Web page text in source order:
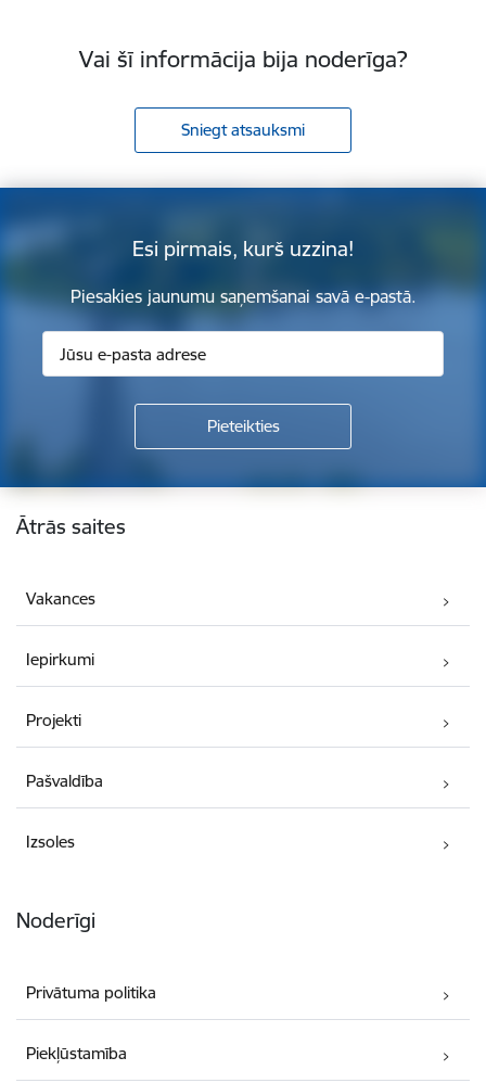
Vai šī informācija bija noderīga?
Sniegt atsauksmi
Esi pirmais, kurš uzzina!
Piesakies jaunumu saņemšanai savā e-pastā.
Kājene
Ātrās saites
Vakances
Iepirkumi
Projekti
Pašvaldība
Izsoles
Noderīgi
Privātuma politika
Piekļūstamība